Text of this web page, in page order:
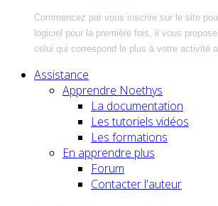
Commencez par vous inscrire sur le site
logiciel pour la première fois, il vous
celui qui correspond le plus à votre activité
Assistance
Apprendre Noethys
La documentation
Les tutoriels vidéos
Les formations
En apprendre plus
Forum
Contacter l'auteur